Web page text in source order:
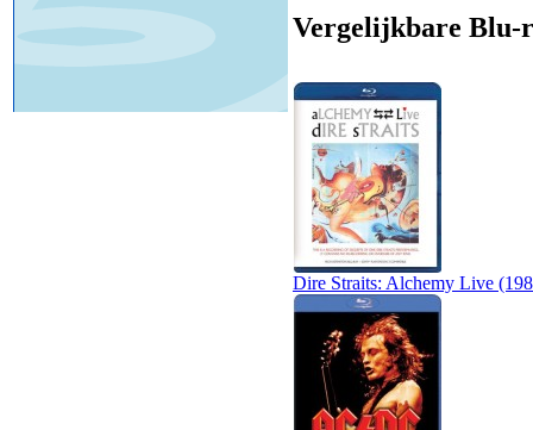
Vergelijkbare Blu-
Dire Straits: Alchemy Live